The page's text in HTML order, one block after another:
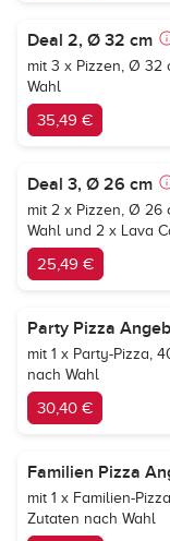
Deal 2, Ø 32 cm
mit 3 x Pizzen, Ø 32
Wahl
35,49 €
Deal 3, Ø 26 cm
mit 2 x Pizzen, Ø 26
Wahl und 2 x Lava
25,49 €
Party Pizza
mit 1 x Party-Pizza,
nach Wahl
30,40 €
Familien Pizza
mit 1 x Familien-
Zutaten nach Wahl